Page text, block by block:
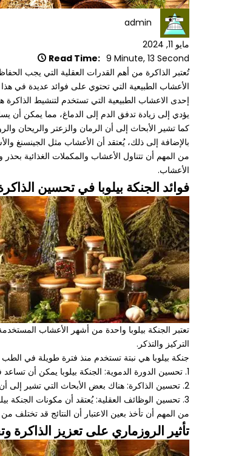
admin
مايو 11, 2024
Read Time: 9 Minute, 13 Second
تُعتبر الذاكرة من أهم القدرات العقلية التي يجب
الأعشاب الطبيعية التي تحتوي على فوائد عديدة في
إحدى الاعشاب الطبيعية التي تستخدم لتنشيط
يؤدي إلى زيادة تدفق الدم إلى الدماغ، مما يمكن أن
كما تشير الأبحاث إلى أن الرمان والزعتر والريحان
بالإضافة إلى ذلك، يُعتقد أن الأعشاب مثل الجينسنغ والأشواغاندا والأعشاب
من المهم أن تتناول الأعشاب والمكملات الغذائية
الأعشاب.
فوائد الجنكة بيلوبا في تحسين
تعتبر الجنكة بيلوبا واحدة من أشهر الأعشاب
التركيز والتذكر.
جنكة بيلوبا هي نبتة تستخدم منذ فترة طويلة في الطب
1. تحسين الدورة الدموية: الجنكة بيلوبا يمكن أن تساعد في تحسين تدفق الدم إلى الدماغ، مما يمكن أن يساعد في تحسين الوظائف العقلية.
2. تحسين الذاكرة: هناك بعض الأبحاث التي تشير إلى أن الجنكة بيلوبا يمكن أن تساعد في تحسين الذاكرة والتركيز، خاصة لدى الأشخاص الذين يعانون من ضعف الذاكرة المرتبط بالعمر.
3. تحسين الوظائف العقلية: يُعتقد أن مكونات الجنكة بيلوبا قد تساعد في تحفيز النشاط العقلي وتعزيز الوعي.
من المهم أن تأخذ بعين الاعتبار أن النتائج قد
تأثير الروزماري على تعزيز الذاكرة